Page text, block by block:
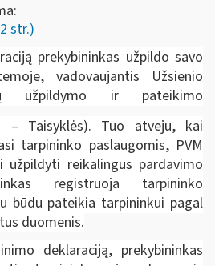
str.)
prekybininkas užpildo savo
vadovaujantis Užsienio
užpildymo ir pateikimo
– Taisyklės). Tuo atveju, kai
tarpininko paslaugomis, PVM
užpildyti reikalingus pardavimo
registruoja tarpininko
būdu pateikia tarpininkui pagal
duomenis.
deklaraciją, prekybininkas